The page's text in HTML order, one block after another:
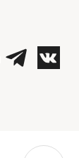
Телеграм
Вк